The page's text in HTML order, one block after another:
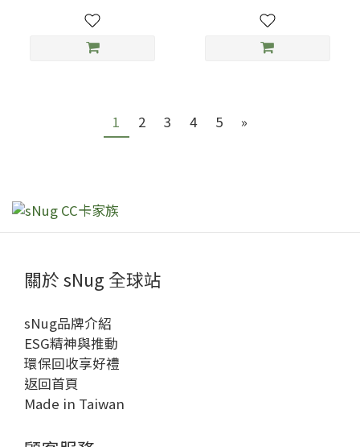
1 2 3 4 5 »
關於 sNug 全球站
sNug品牌介紹
ESG精神與推動
環保回收享好禮
返回首頁
Made in Taiwan